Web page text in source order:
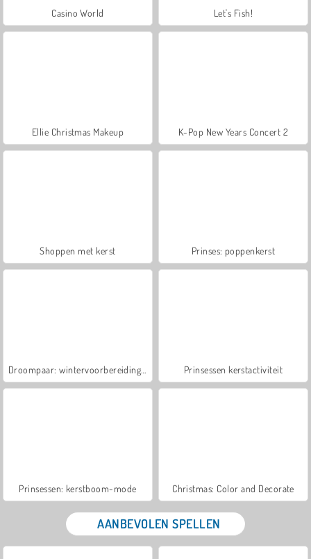
Casino World Let's Fish!
Ellie Christmas Makeup K-Pop New Years Concert 2
Shoppen met kerst Prinses: poppenkerst
Prinsessen kerstactiviteit
Prinsessen: kerstboom-mode Christmas: Color and Decorate
AANBEVOLEN SPELLEN